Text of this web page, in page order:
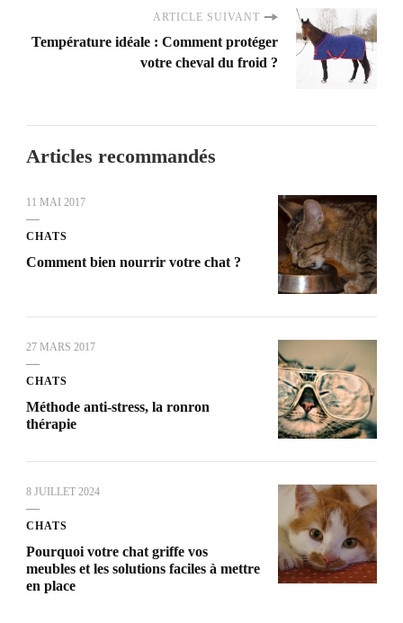
ARTICLE SUIVANT
Température idéale : Comment protéger
votre cheval du froid ?
Articles recommandés
11 MAI 2017
CHATS
Comment bien nourrir votre chat ?
27 MARS 2017
CHATS
Méthode anti-stress, la ronron
thérapie
8 JUILLET 2024
CHATS
Pourquoi votre chat griffe vos
meubles et les solutions faciles à mettre
en place